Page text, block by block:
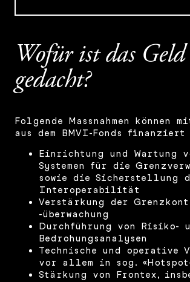
Wofür ist das Geld
gedacht?
Folgende Massnahmen können
aus dem BMVI-Fonds finanziert
Einrichtung und Wartung
Systemen für die
sowie die Sicherstellung
Interoperabilität
Verstärkung der
-überwachung
Durchführung von Risiko-
Bedrohungsanalysen
Technische und operative
vor allem in sog. «Hotspot-
Stärkung von Frontex,